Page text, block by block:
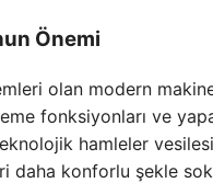
Önemi
olan modern
fonksiyonları ve
hamleler
daha konforlu şekle